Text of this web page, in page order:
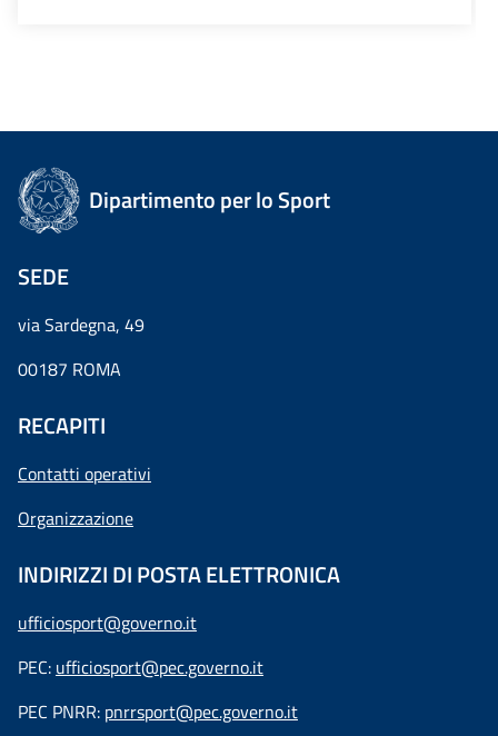
Dipartimento per lo Sport
SEDE
via Sardegna, 49
00187 ROMA
RECAPITI
Contatti operativi
Organizzazione
INDIRIZZI DI POSTA ELETTRONICA
ufficiosport@governo.it
PEC: ufficiosport@pec.governo.it
PEC PNRR: pnrrsport@pec.governo.it